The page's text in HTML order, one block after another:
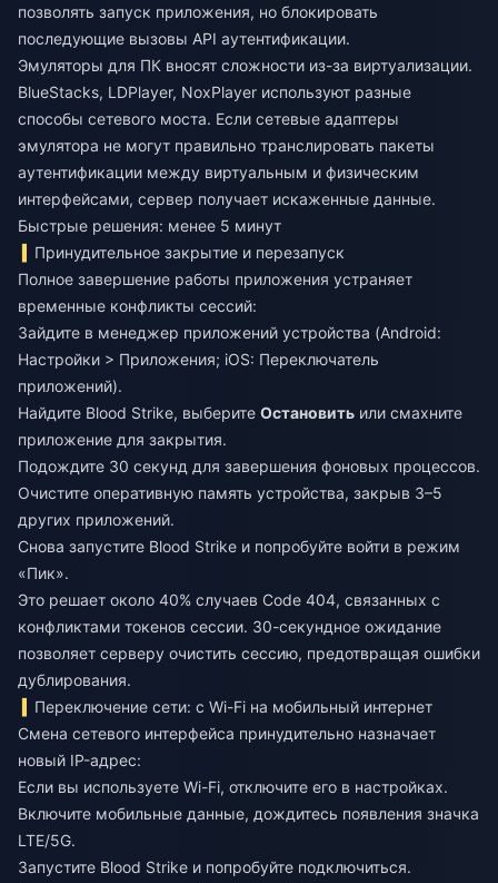
позволять запуск приложения, но блокировать
последующие вызовы API аутентификации.
Эмуляторы для ПК вносят сложности из-за виртуализации.
BlueStacks, LDPlayer, NoxPlayer используют разные
способы сетевого моста. Если сетевые адаптеры
эмулятора не могут правильно транслировать пакеты
аутентификации между виртуальным и физическим
интерфейсами, сервер получает искаженные данные.
Быстрые решения: менее 5 минут
Принудительное закрытие и перезапуск
Полное завершение работы приложения устраняет
временные конфликты сессий:
Зайдите в менеджер приложений устройства (Android:
Настройки > Приложения; iOS: Переключатель
приложений).
Найдите Blood Strike, выберите Остановить или смахните
приложение для закрытия.
Подождите 30 секунд для завершения фоновых процессов.
Очистите оперативную память устройства, закрыв 3–5
других приложений.
Снова запустите Blood Strike и попробуйте войти в режим
«Пик».
Это решает около 40% случаев Code 404, связанных с
конфликтами токенов сессии. 30-секундное ожидание
позволяет серверу очистить сессию, предотвращая ошибки
дублирования.
Переключение сети: с Wi-Fi на мобильный интернет
Смена сетевого интерфейса принудительно назначает
новый IP-адрес:
Если вы используете Wi-Fi, отключите его в настройках.
Включите мобильные данные, дождитесь появления значка
LTE/5G.
Запустите Blood Strike и попробуйте подключиться.